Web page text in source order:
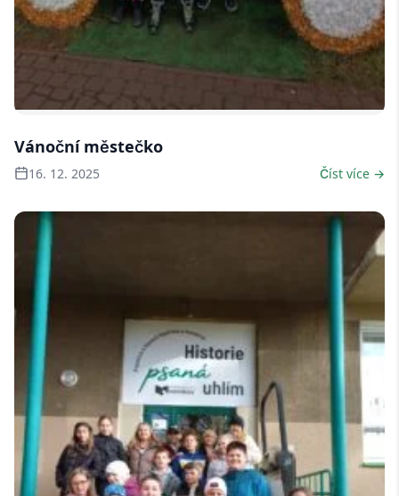
9 fotek
Vánoční městečko
16. 12. 2025 Číst více →